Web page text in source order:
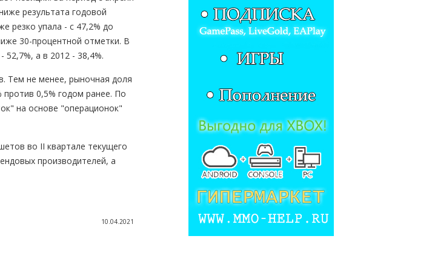
результата годовой
резко упала - с 47,2% до
30-процентной отметки. В
52,7%, а в 2012 - 38,4%.
Тем не менее, рыночная доля
0,5% годом ранее. По
на основе "операционок"
во II квартале текущего
производителей, а
10.04.2021